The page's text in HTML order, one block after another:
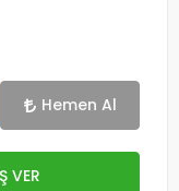
Hemen Al
VER